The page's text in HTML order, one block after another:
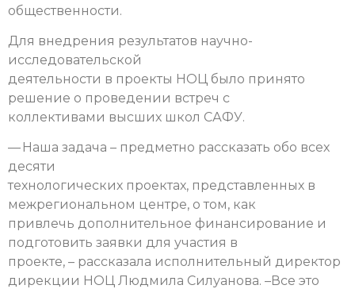
общественности.
Для внедрения результатов научно-
исследовательской
деятельности в проекты НОЦ было принято
решение о проведении встреч с
коллективами высших школ САФУ.
— Наша задача – предметно рассказать обо всех
десяти
технологических проектах, представленных в
межрегиональном центре, о том, как
привлечь дополнительное финансирование и
подготовить заявки для участия в
проекте, – рассказала исполнительный директор
дирекции НОЦ Людмила Силуанова. –Все это